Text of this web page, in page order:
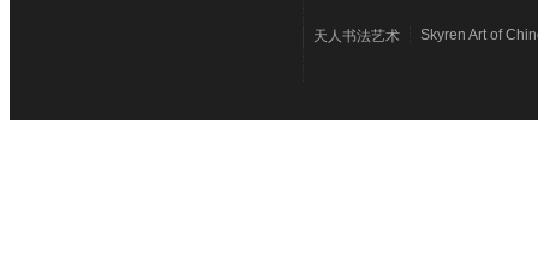
天人书法艺术 Skyren Art of